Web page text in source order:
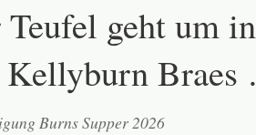
geht um in
Kellyburn
Burns Supper 2026